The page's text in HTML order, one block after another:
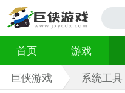
首页 游戏
巨侠游戏
系统工具